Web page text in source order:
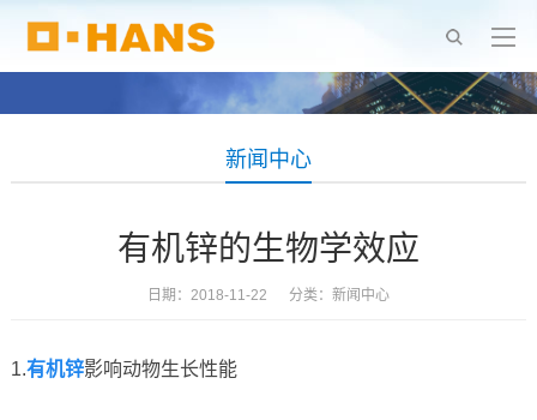
新闻中心
有机锌的生物学效应
日期：2018-11-22 分类： 新闻中心
1.有机锌影响动物生长性能